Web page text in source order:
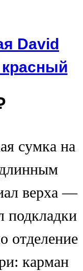
David
сумка на
верха —
подкладки
отделение
карман